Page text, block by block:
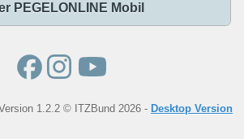
PEGELONLINE Mobil
1.2.2 © ITZBund 2026 - Desktop Version